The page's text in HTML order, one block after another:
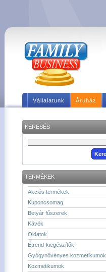
Vállalatunk Áruház
KERESÉS
TERMÉKEK
Akciós termékek
Kuponcsomag
Betyár fűszerek
Kávék
Oldatok
Étrend-kiegészítők
Gyógynövényes kozmetikumok
Kozmetikumok